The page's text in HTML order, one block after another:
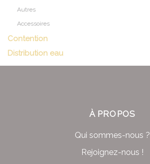
Autres
Accessoires
Contention
Distribution eau
À PROPOS
Qui sommes-nous ?
Rejoignez-nous !